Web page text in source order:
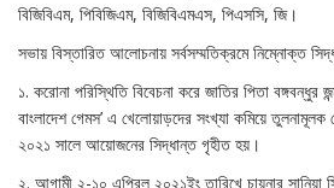
বিজিবিএম, পিবিজিএম, বিজিবিএমএস, পিএসসি, জি।
সভায় বিস্তারিত আলোচনায় সর্বসম্মতিক্রমে নিম্নোক্ত
১. করোনা পরিস্থিতি বিবেচনা করে জাতির পিতা বঙ্গবন্ধুর
বাংলাদেশ গেমস’ এ খেলোয়াড়দের সংখ্যা কমিয়ে
২০২১ সালে আয়োজনের সিদ্ধান্ত গৃহীত হয়।
২. আগামী ২-১০ এপ্রিল ২০২১ইং তারিখে চায়নার সানিয়া